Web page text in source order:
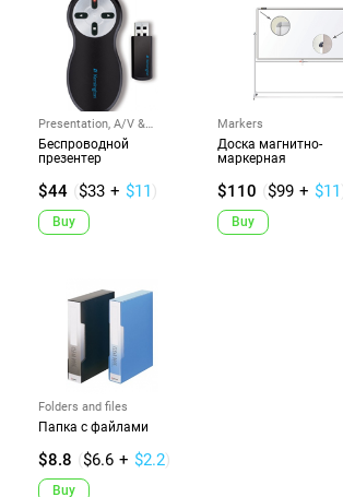
Presentation, A/V &
Projectors
Беспроводной
презентер
$44 ($33 + $11 )
Buy
Markers
Доска магнитно-
маркерная
$110 ($99 + $11
Buy
Folders and files
Папка с файлами
$8.8 ($6.6 + $2.2)
Buy